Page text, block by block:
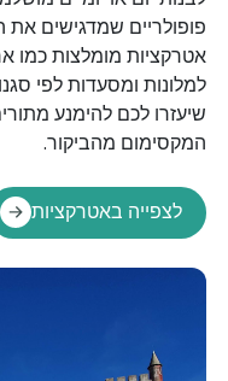
פופולריים שמדגישים את
אטרקציות מומלצות כמו
שיעזרו לכם להימנע
המקסימום מהביקור.
לצפייה באטרקציות